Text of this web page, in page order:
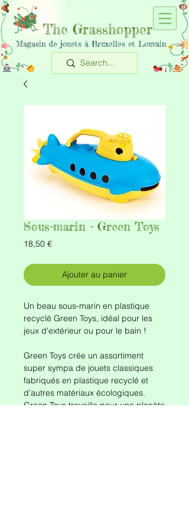
The Grasshopper
Magasin de jouets à Bruxelles et Louvain
Sous-marin - Green Toys
18,50 €Prix
Ajouter au panier
Un beau sous-marin en plastique
recyclé Green Toys, idéal pour les
jeux d'extérieur ou pour le bain !
Green Toys crée un assortiment
super sympa de jouets classiques
fabriqués en plastique recyclé et
d’autres matériaux écologiques.
Green Toys travaille pour une planète